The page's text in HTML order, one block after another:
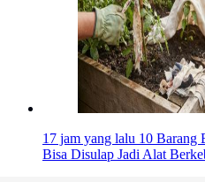
17 jam yang lalu 10 Barang
Bisa Disulap Jadi Alat